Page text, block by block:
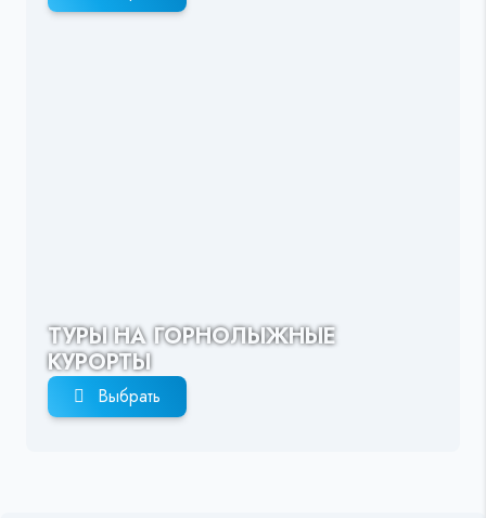
ТУРЫ НА ГОРНОЛЫЖНЫЕ
КУРОРТЫ
Выбрать